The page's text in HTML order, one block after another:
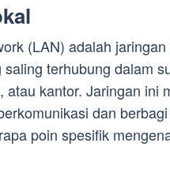
(LAN) adalah
terhubung dalam
kantor. Jaringan ini
dan
poin spesifik